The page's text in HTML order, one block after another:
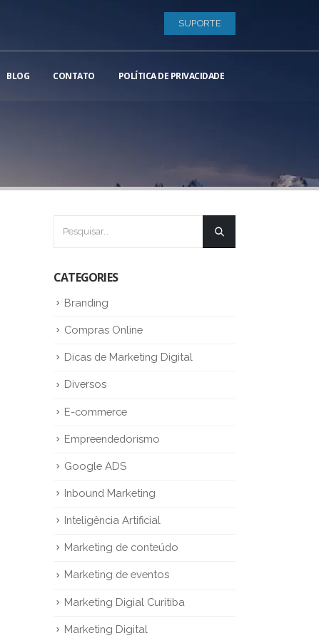
SUPORTE
BLOG CONTATO POLÍTICA DE PRIVACIDADE
CATEGORIES
Branding
Compras Online
Dicas de Marketing Digital
Diversos
E-commerce
Empreendedorismo
Google ADS
Inbound Marketing
Inteligência Artificial
Marketing de conteúdo
Marketing de eventos
Marketing Digial Curitiba
Marketing Digital